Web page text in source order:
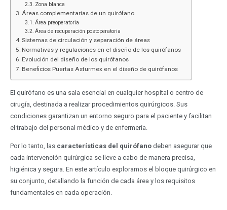
Zona blanca
Áreas complementarias de un quirófano
Área preoperatoria
Área de recuperación postoperatoria
Sistemas de circulación y separación de áreas
Normativas y regulaciones en el diseño de los quirófanos
Evolución del diseño de los quirófanos
Beneficios Puertas Asturmex en el diseño de quirófanos
El quirófano es una sala esencial en cualquier hospital o centro de
cirugía, destinada a realizar procedimientos quirúrgicos. Sus
condiciones garantizan un entorno seguro para el paciente y facilitan
el trabajo del personal médico y de enfermería.
Por lo tanto, las características del quirófanodeben asegurar que
cada intervención quirúrgica se lleve a cabo de manera precisa,
higiénica y segura. En este artículo exploramos el bloque quirúrgico en
su conjunto, detallando la función de cada área y los requisitos
fundamentales en cada operación.